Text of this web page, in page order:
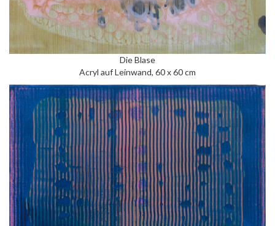
Die Blase
Acryl auf Leinwand, 60 x 60 cm